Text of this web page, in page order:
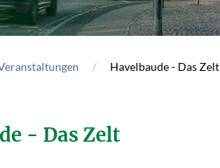
Havelbaude - Das Zelt
- Das Zelt